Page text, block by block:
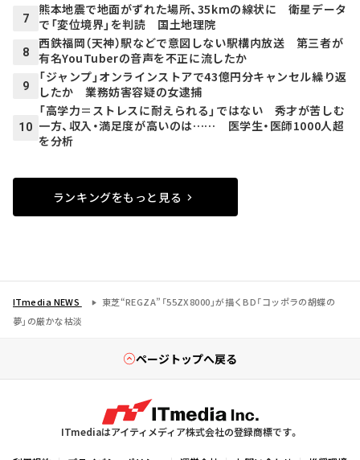
7
熊本地震で地面がずれた場所、35kmの線状に 衛星データ
で「変位境界」を判読 国土地理院
8
西鉄福岡（天神）駅などで意図しない駅構内放送 第三者が
有名YouTuberの音声を不正に流したか
9
「ジャンプ」オンラインストアで43億円分キャンセル繰り返
したか 業務妨害容疑の女逮捕
10
「高学力＝ストレスに耐えられる」ではない 秀才が苦しむ
一方、収入・満足度が高いのは…… 医学生・医師1000人超
を分析
ランキングをもっと見る
ITmedia NEWS
東芝“REGZA”「55ZX8000」が描くBD「コッポラの胡蝶の
夢」の厳かな枯淡
ページトップへ戻る
ITmediaはアイティメディア株式会社の登録商標です。